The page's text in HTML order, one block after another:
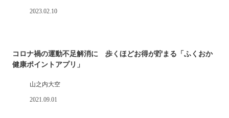
2023.02.10
コロナ禍の運動不足解消に 歩くほどお得が貯まる「ふくおか
健康ポイントアプリ」
山之内大空
2021.09.01